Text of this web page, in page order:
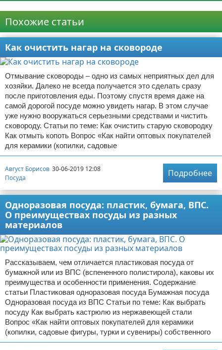
Похожие статьи
Как очистить нагар на сковороде
Отмывание сковороды – одно из самых неприятных дел для
хозяйки. Далеко не всегда получается это сделать сразу
после приготовления еды. Поэтому спустя время даже на
самой дорогой посуде можно увидеть нагар. В этом случае
уже нужно вооружаться серьезными средствами и чистить
сковороду. Статьи по теме: Как очистить старую сковородку
Как отмыть копоть Вопрос «Как найти оптовых покупателей
для керамики (копилки, садовые
Август Борисов 30-06-2019 12:08
Посуда
Подробнее
Одноразовая посуда: пластик, бумага, ВПС.
О преимуществах посуды из разных
материалов
Рассказываем, чем отличается пластиковая посуда от
бумажной или из ВПС (вспененного полистирола), каковы их
преимущества и особенности применения. Содержание
статьи Пластиковая одноразовая посуда Бумажная посуда
Одноразовая посуда из ВПС Статьи по теме: Как выбрать
посуду Как выбрать кастрюлю из нержавеющей стали
Вопрос «Как найти оптовых покупателей для керамики
(копилки, садовые фигуры, турки и сувениры) собственного